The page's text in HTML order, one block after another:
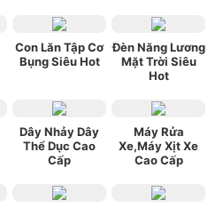
Con Lăn Tập Cơ
Bụng Siêu Hot
Đèn Năng Lương
Mặt Trời Siêu
Hot
Dây Nhảy Dây
Thể Dục Cao
Cấp
Máy Rửa
Xe,Máy Xịt Xe
Cao Cấp